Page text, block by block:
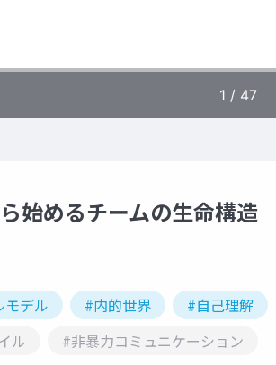
始めるチームの生命構造
モデル #内的世界
#自己理解
ル
#非暴力コミュニケーション